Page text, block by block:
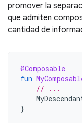
promover la
que admiten
cantidad de
@Composable
fun
// ...
}